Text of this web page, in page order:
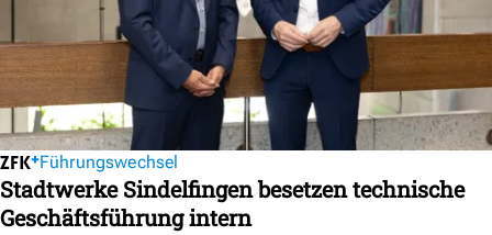
Führungswechsel
Stadtwerke Sindelfingen besetzen technische
Geschäftsführung intern